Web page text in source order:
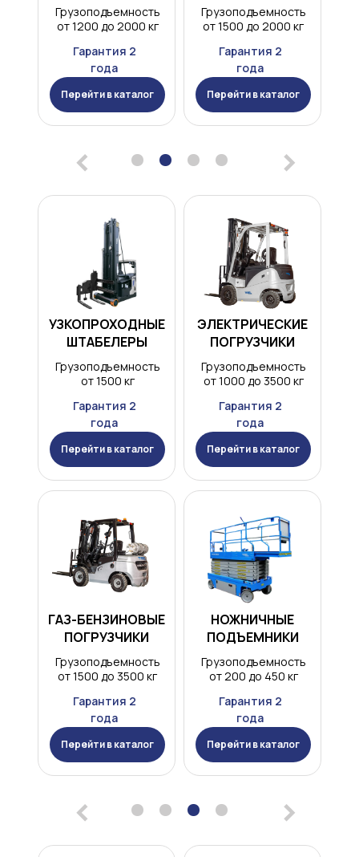
Перейти в каталог
Гарантия 2
года
Грузоподъемность
от 1200 до 2000 кг
Перейти в каталог
Гарантия 2
года
Грузоподъемность
от 1500 до 2000 кг
< >
УЗКОПРОХОДНЫЕ
ШТАБЕЛЕРЫ
Перейти в каталог
Гарантия 2
года
Грузоподъемность
от 1500 кг
ЭЛЕКТРИЧЕСКИЕ
ПОГРУЗЧИКИ
Перейти в каталог
Гарантия 2
года
Грузоподъемность
от 1000 до 3500 кг
ГАЗ-БЕНЗИНОВЫЕ
ПОГРУЗЧИКИ
Перейти в каталог
Гарантия 2
года
Грузоподъемность
от 1500 до 3500 кг
НОЖНИЧНЫЕ
ПОДЪЕМНИКИ
Перейти в каталог
Гарантия 2
года
Грузоподъемность
от 200 до 450 кг
< >